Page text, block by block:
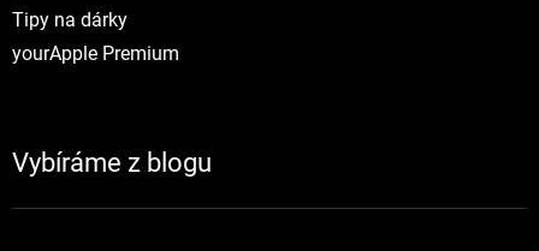
Tipy na dárky
yourApple Premium
Vybíráme z blogu